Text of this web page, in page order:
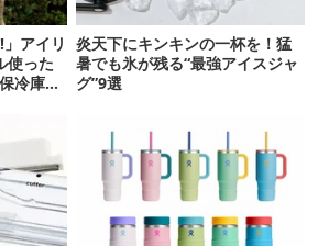
アイリ
使った
冷庫
炎天下にキンキンの一杯を！猛
暑でも氷が残る“最強アイスジャ
グ”9選